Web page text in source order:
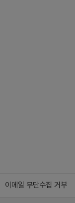
이메일 무단수집 거부